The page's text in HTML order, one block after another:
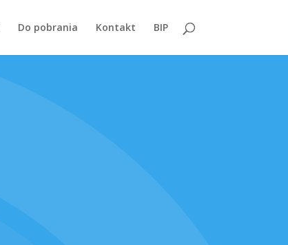
Do pobrania Kontakt BIP